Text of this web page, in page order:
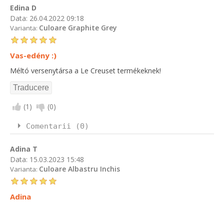
Edina D
Data: 26.04.2022 09:18
Varianta: Culoare Graphite Grey
Vas-edény :)
Méltó versenytársa a Le Creuset termékeknek!
(1 ) (0)
Comentarii (0)
Adina T
Data: 15.03.2023 15:48
Varianta: Culoare Albastru Inchis
Adina